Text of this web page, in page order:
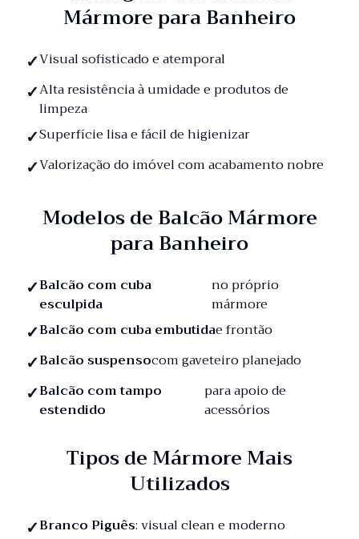
Mármore para Banheiro
Visual sofisticado e atemporal
Alta resistência à umidade e produtos de
limpeza
Superfície lisa e fácil de higienizar
Valorização do imóvel com acabamento nobre
Modelos de Balcão Mármore
para Banheiro
Balcão com cuba
esculpida
no próprio
mármore
Balcão com cuba embutidae frontão
Balcão suspensocom gaveteiro planejado
Balcão com tampo
estendido
para apoio de
acessórios
Tipos de Mármore Mais
Utilizados
Branco Piguês: visual clean e moderno